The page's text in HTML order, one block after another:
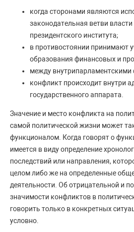
когда сторонами являются
законодательная ветви
президентского института;
в противостоянии принимают
образования финансовых и
между
конфликт происходит внутри
государственного аппарата.
Значение и место конфликта на
самой политической жизни может
функционалом. Когда говорят о
имеется в виду определение
последствий или направления,
целом либо же на определенные
деятельности. Об отрицательной и
значимости конфликтов в
говорить только в конкретных
условно.